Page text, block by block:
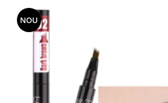
Articole Sanatate & Wellness
Cosmetice & Produse ingrijire
personala
Parfumuri cu feromoni
Periute dinti
Produse albire si curatare dinti
NOU